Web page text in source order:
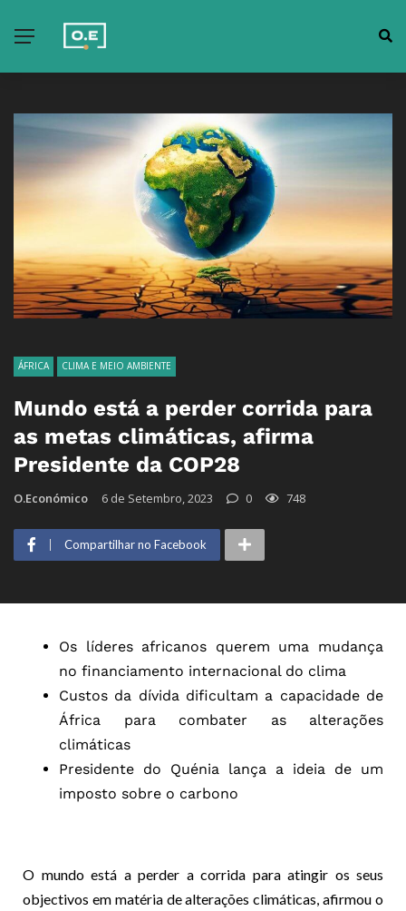
ÁFRICA CLIMA E MEIO AMBIENTE
Mundo está a perder corrida para
as metas climáticas, afirma
Presidente da COP28
O.Económico 6 de Setembro, 2023 0 748
Compartilhar no Facebook
Os líderes africanos querem uma mudança
no financiamento internacional do clima
Custos da dívida dificultam a capacidade de
África para combater as alterações
climáticas
Presidente do Quénia lança a ideia de um
imposto sobre o carbono
O mundo está a perder a corrida para atingir os seus
objectivos em matéria de alterações climáticas, afirmou o